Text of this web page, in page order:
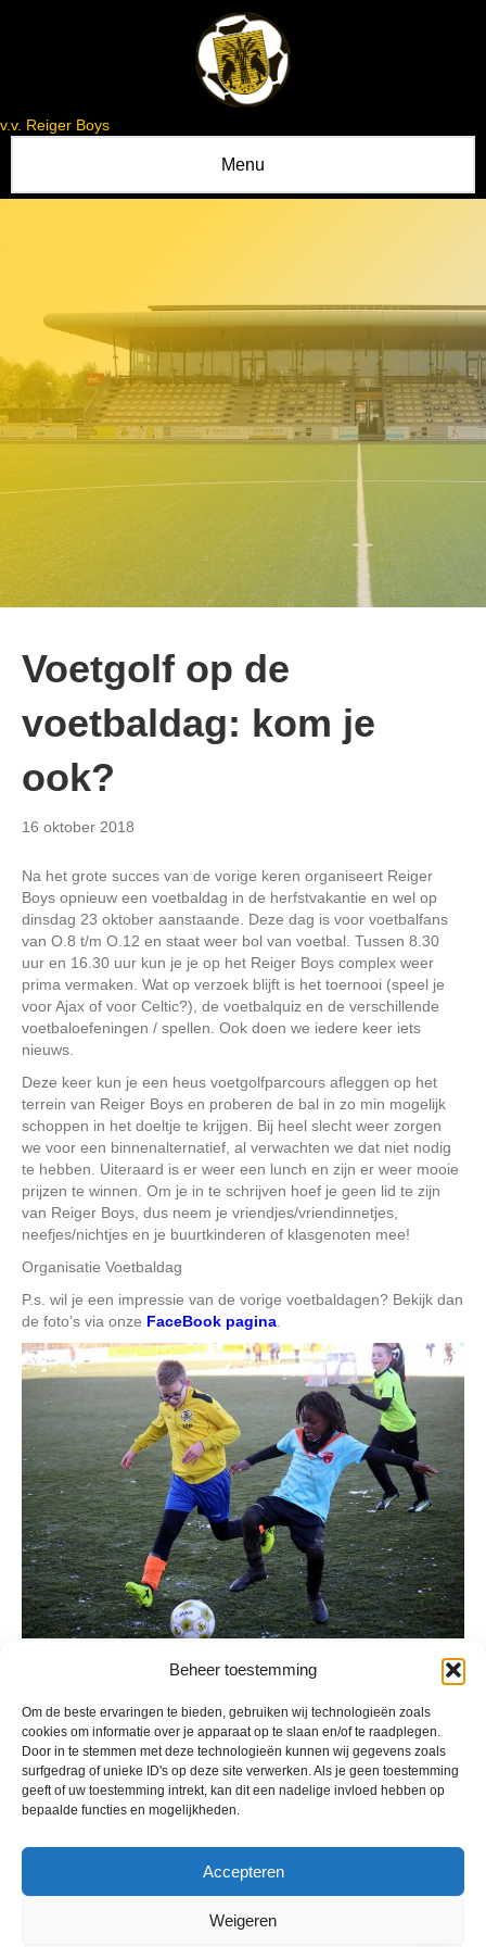
Beheer toestemming
Om de beste ervaringen te bieden, gebruiken wij technologieën zoals
cookies om informatie over je apparaat op te slaan en/of te raadplegen.
Door in te stemmen met deze technologieën kunnen wij gegevens zoals
surfgedrag of unieke ID's op deze site verwerken. Als je geen toestemming
geeft of uw toestemming intrekt, kan dit een nadelige invloed hebben op
bepaalde functies en mogelijkheden.
Accepteren
Weigeren
v.v. Reiger Boys
Menu
Voetgolf op de
voetbaldag: kom je
ook?
16 oktober 2018
Na het grote succes van de vorige keren organiseert Reiger
Boys opnieuw een voetbaldag in de herfstvakantie en wel op
dinsdag 23 oktober aanstaande. Deze dag is voor voetbalfans
van O.8 t/m O.12 en staat weer bol van voetbal. Tussen 8.30
uur en 16.30 uur kun je je op het Reiger Boys complex weer
prima vermaken. Wat op verzoek blijft is het toernooi (speel je
voor Ajax of voor Celtic?), de voetbalquiz en de verschillende
voetbaloefeningen / spellen. Ook doen we iedere keer iets
nieuws.
Deze keer kun je een heus voetgolfparcours afleggen op het
terrein van Reiger Boys en proberen de bal in zo min mogelijk
schoppen in het doeltje te krijgen. Bij heel slecht weer zorgen
we voor een binnenalternatief, al verwachten we dat niet nodig
te hebben. Uiteraard is er weer een lunch en zijn er weer mooie
prijzen te winnen. Om je in te schrijven hoef je geen lid te zijn
van Reiger Boys, dus neem je vriendjes/vriendinnetjes,
neefjes/nichtjes en je buurtkinderen of klasgenoten mee!
Organisatie Voetbaldag
P.s. wil je een impressie van de vorige voetbaldagen? Bekijk dan
de foto’s via onze FaceBook pagina
Berichten seizoen 2018-2019
De Wending, Lotte Beesedijk 1